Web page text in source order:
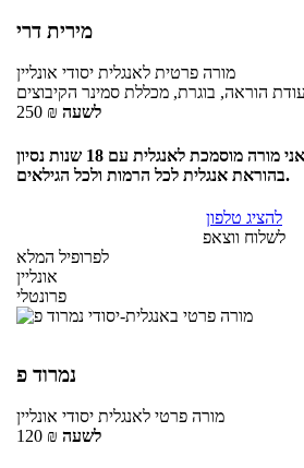
מירית דרי
מורה פרטית לאנגלית יסודי אונליין
הוראה, בוגרת, מכללת סמינר הקיבוצים
250 ₪ לשעה
נעים מאוד, שמי מירית, אני מורה מוסמכת לאנגלית עם 18 שנות נסיון
בהוראת אנגלית לכל הרמות ולכל הגילאים.
להציג טלפון
לשלוח ווצאפ
לפרופיל המלא
אונליין
פרונטלי
נמרוד פ
מורה פרטי לאנגלית יסודי אונליין
120 ₪ לשעה